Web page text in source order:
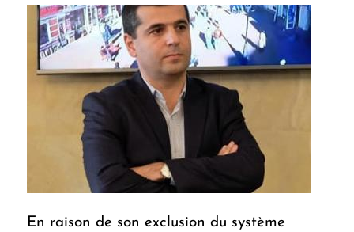
En raison de son exclusion du système